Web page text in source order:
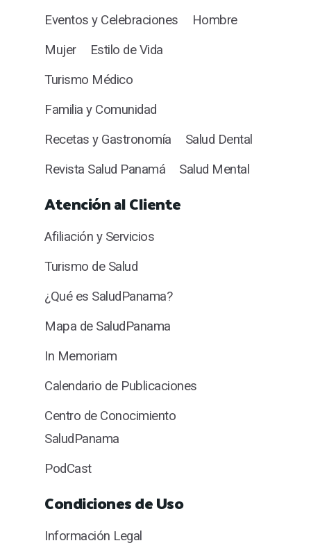
Eventos y Celebraciones
Hombre
Mujer
Estilo de Vida
Turismo Médico
Familia y Comunidad
Recetas y Gastronomía
Salud Dental
Revista Salud Panamá
Salud Mental
Atención al Cliente
Afiliación y Servicios
Turismo de Salud
¿Qué es SaludPanama?
Mapa de SaludPanama
In Memoriam
Calendario de Publicaciones
Centro de Conocimiento
SaludPanama
PodCast
Condiciones de Uso
Información Legal